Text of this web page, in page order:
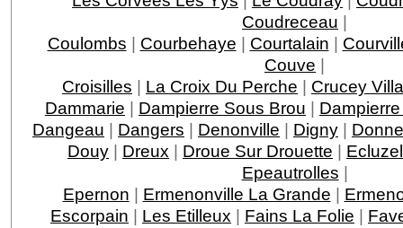
Coudreceau |
Coulombs | Courbehaye | Courtalain |
Couve |
Croisilles | La Croix Du Perche | Crucey
Dammarie | Dampierre Sous Brou |
Dangeau | Dangers | Denonville | Digny |
Douy | Dreux | Droue Sur Drouette |
Epeautrolles |
Epernon | Ermenonville La Grande |
Escorpain | Les Etilleux | Fains La Folie |